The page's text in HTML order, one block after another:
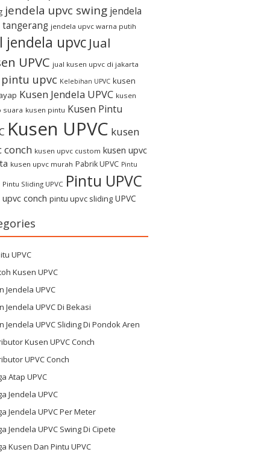
jendela upvc swing jendela
tangerang jendela upvc warna putih
jendela upvc Jual
UPVC jual kusen upvc di jakarta
upvc Kelebihan UPVC kusen
Kusen Jendela UPVC kusen
suara kusen pintu Kusen Pintu
Kusen UPVC kusen
conch kusen upvc custom kusen upvc
kusen upvc murah Pabrik UPVC Pintu
Pintu Sliding UPVC Pintu UPVC
conch pintu upvc sliding UPVC
UPVC
Kusen UPVC
Jendela UPVC
Jendela UPVC Di Bekasi
Jendela UPVC Sliding Di Pondok Aren
Kusen UPVC Conch
UPVC Conch
Atap UPVC
Jendela UPVC
Jendela UPVC Per Meter
Jendela UPVC Swing Di Cipete
Kusen Dan Pintu UPVC